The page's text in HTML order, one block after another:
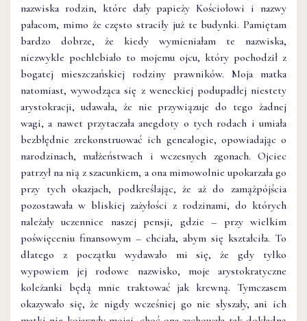
nazwiska rodzin, które dały papieży Kościołowi i nazwy
pałacom, mimo że często straciły już te budynki. Pamiętam
bardzo dobrze, że kiedy wymieniałam te nazwiska,
niezwykle pochlebiało to mojemu ojcu, który pochodził z
bogatej mieszczańskiej rodziny prawników. Moja matka
natomiast, wywodząca się z weneckiej podupadłej nie­stety
arystokracji, udawała, że nie przywiązuje do tego żadnej
wagi, a nawet przytaczała anegdoty o tych rodach i umiała
bezbłędnie zrekonstruować ich genealogie, opowiadając o
narodzinach, małżeństwach i wczesnych zgonach. Ojciec
patrzył na nią z szacunkiem, a ona mimowolnie upokarzała go
przy tych okazjach, podkreślając, że aż do zamążpójścia
pozostawała w bliskiej zażyłości z rodzinami, do których
należały uczennice naszej pensji, gdzie – przy wielkim
poświęceniu finansowym – chciała, abym się kształciła. To
dlatego z początku wydawało mi się, że gdy tylko
wypowiem jej rodowe nazwisko, moje arystokratyczne
koleżanki będą mnie traktować jak krewną. Tymczasem
okazywało się, że nigdy wcześniej go nie słyszały, ani ich